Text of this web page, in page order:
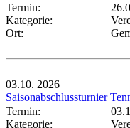
Termin:
Kategorie:
Ort:
03.10. 2026
Saisonabschlussturnier
Termin:
Kategorie: